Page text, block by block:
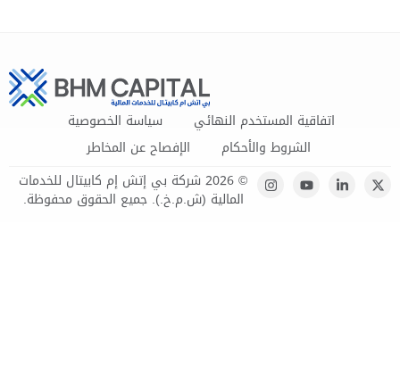
اتفاقية المستخدم النهائي
سياسة الخصوصية
الشروط والأحكام
الإفصاح عن المخاطر
© 2026 شركة بي إتش إم كابيتال للخدمات
المالية (ش.م.خ.). جميع الحقوق محفوظة.